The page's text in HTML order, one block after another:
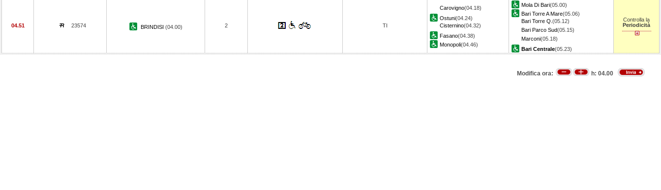
04.51 23574 BRINDISI (04.00) 2 TI
Carovigno(04.18)
Ostuni(04.24)
Cisternino(04.32)
Fasano(04.38)
Monopoli(04.46)
Mola Di Bari(05.00)
Bari Torre A Mare(05.06)
Bari Torre Q. (05.12)
Bari Parco Sud(05.15)
Marconi(05.18)
Bari Centrale(05.23)
Controlla la
Periodicità
Modifica ora: h: 04.00